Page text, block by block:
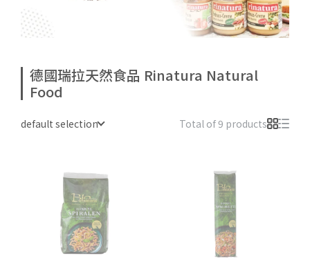
德國瑞拉天然食品 Rinatura Natural
Food
default selection Total of 9 products